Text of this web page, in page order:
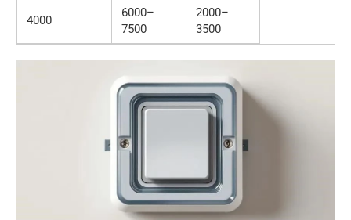
4000
6000–
7500
2000–
3500